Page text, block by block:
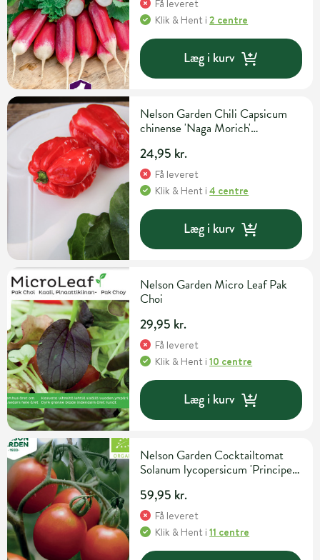
Få leveret
Klik & Hent i2 centre
Læg i kurv
Nelson Garden Chili Capsicum
chinense 'Naga Morich'
24,95 kr.
Få leveret
Klik & Hent i4 centre
Læg i kurv
Nelson Garden Micro Leaf Pak
Choi
29,95 kr.
Få leveret
Klik & Hent i10 centre
Læg i kurv
Nelson Garden Cocktailtomat
Solanum lycopersicum 'Principe
59,95 kr.
Få leveret
Klik & Hent i11 centre